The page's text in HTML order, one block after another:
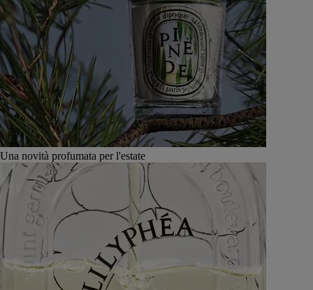
Una novità profumata per l'estate